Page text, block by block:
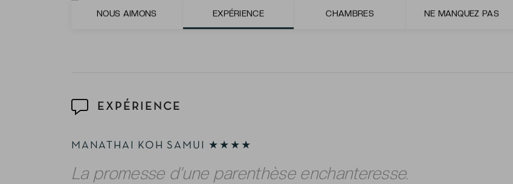
NOUS AIMONS EXPÉRIENCE CHAMBRES NE MANQUEZ PAS
Les chambres spacieuses et merveilleusement décorées. Luxe et volupté règnent en maîtres des
EXPÉRIENCE
MANATHAI KOH SAMUI ★★★★
La promesse d’une parenthèse enchanteresse.